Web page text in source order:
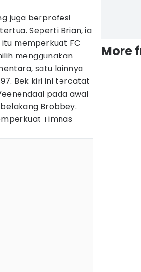
juga berprofesi
Seperti Brian, ia
itu memperkuat FC
menggunakan
satu lainnya
Bek kiri ini tercatat
pada awal
Brobbey.
Timnas
More